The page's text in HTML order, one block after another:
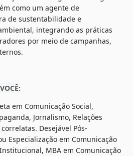
como um agente de
de sustentabilidade e
integrando as práticas
por meio de campanhas,
em Comunicação Social,
Jornalismo, Relações
Desejável Pós-
Especialização em Comunicação
MBA em Comunicação